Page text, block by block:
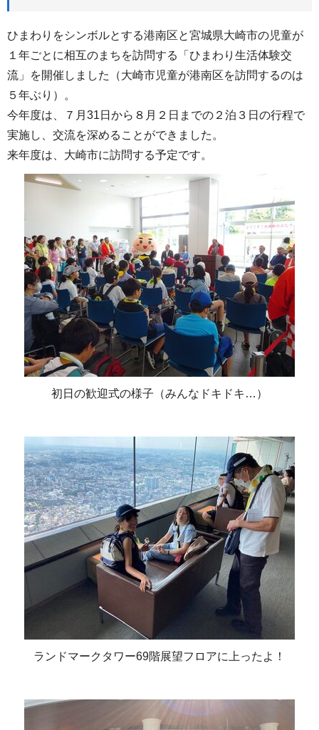
ひまわりをシンボルとする港南区と宮城県大崎市の児童が
１年ごとに相互のまちを訪問する「ひまわり生活体験交
流」を開催しました（大崎市児童が港南区を訪問するのは
５年ぶり）。
今年度は、７月31日から８月２日までの２泊３日の行程で
実施し、交流を深めることができました。
来年度は、大崎市に訪問する予定です。
初日の歓迎式の様子（みんなドキドキ…）
ランドマークタワー69階展望フロアに上ったよ！